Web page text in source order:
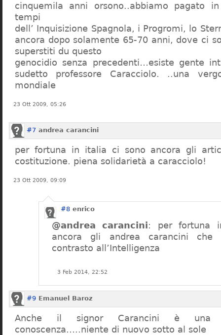
cinquemila anni orsono..abbiamo pagato
tempi
dell’ Inquisizione Spagnola, i Progromi, lo
ancora dopo solamente 65-70 anni, dove ci
superstiti du questo
genocidio senza precedenti…esiste gente
sudetto professore Caracciolo. ..una
mondiale
23 Ott 2009, 05:26
#7 andrea carancini
per fortuna in italia ci sono ancora gli
costituzione. piena solidarietà a caracciolo!
23 Ott 2009, 09:09
#8 enrico
@andrea carancini: per fortuna
ancora gli andrea carancini
contrasto all’Intelligenza
3 Feb 2014, 22:52
#9 Emanuel Baroz
Anche il signor Carancini è una
conoscenza…..niente di nuovo sotto al sole